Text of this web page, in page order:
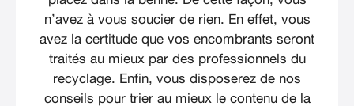
n’avez à vous soucier de rien. En effet, vous
avez la certitude que vos encombrants seront
traités au mieux par des professionnels du
recyclage. Enfin, vous disposerez de nos
conseils pour trier au mieux le contenu de la